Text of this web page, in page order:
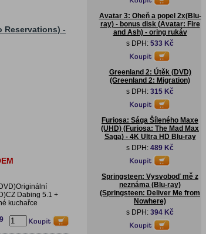
Reservations) -
Dabing 5.1 +
kuchařce
Avatar 3: Oheň a popel 2x(Blu-
ray) - bonus disk (Avatar: Fire
and Ash) - oring rukáv
s DPH: 533 Kč
Greenland 2: Útěk (DVD)
(Greenland 2: Migration)
s DPH: 315 Kč
Furiosa: Sága Šíleného Maxe
(UHD) (Furiosa: The Mad Max
Saga) - 4K Ultra HD Blu-ray
s DPH: 489 Kč
Springsteen: Vysvoboď mě z
neznáma (Blu-ray)
(Springsteen: Deliver Me from
Nowhere)
s DPH: 394 Kč